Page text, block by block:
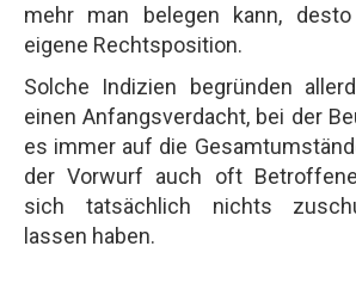
mehr man belegen kann,
eigene Rechtsposition.
Solche Indizien begründen
einen Anfangsverdacht, bei der
es immer auf die
der Vorwurf auch oft
sich tatsächlich nichts
lassen haben.